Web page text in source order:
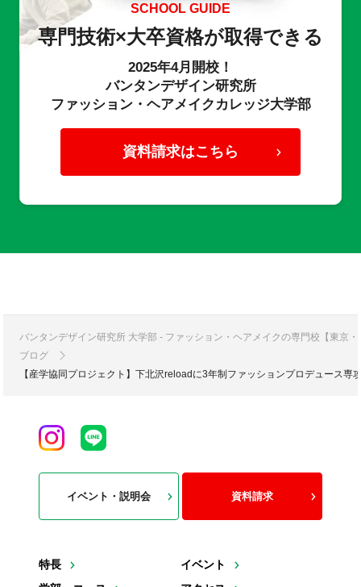
SCHOOL GUIDE
専門技術×大卒資格が取得できる
2025年4月開校！
バンタンデザイン研究所
ファッション・ヘアメイクカレッジ大学部
資料請求はこちら
バンタンデザイン研究所 大学部 - ファッション・ヘアメイクの専門校【東京
ブログ
【産学協同プロジェクト】下北沢reloadに3年制ファッションプロデュース
特長
イベント
イベント・説明会 資料請求